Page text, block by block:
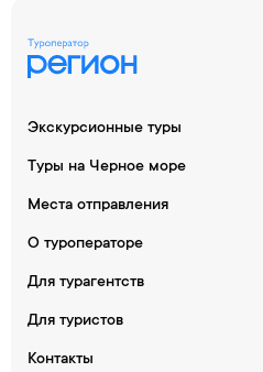
Экскурсионные туры
Туры на Черное море
Места отправления
О туроператоре
Для турагентств
Для туристов
Контакты